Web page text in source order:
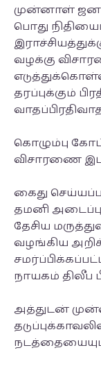
முன்னாள்
பொது
வழக்கு
தரப்புக்கும்
கொழும்பு
விசாரணை
கைது
தமனி அடைப்பு
தேசிய
வழங்கிய
நாயகம் திலீப
அத்துடன்